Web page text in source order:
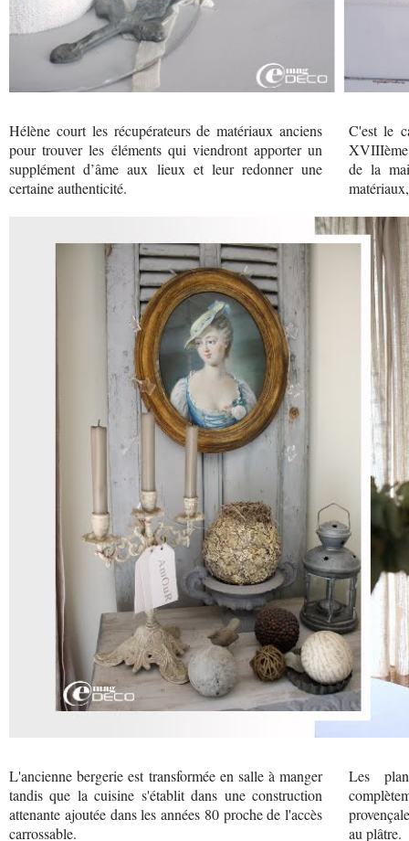
Hélène court les récupérateurs de matériaux anciens
pour trouver les éléments qui viendront apporter un
supplément d’âme aux lieux et leur redonner une
certaine authenticité.
C'est le
XVIIIème
de la
L'ancienne bergerie est transformée en salle à manger
tandis que la cuisine s'établit dans une construction
attenante ajoutée dans les années 80 proche de l'accès
carrossable.
Les
au plâtre.